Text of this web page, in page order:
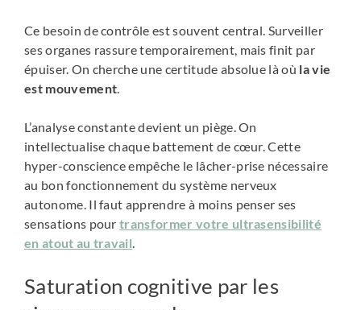
Ce besoin de contrôle est souvent central. Surveiller
ses organes rassure temporairement, mais finit par
épuiser. On cherche une certitude absolue là où la vie
est mouvement
L’analyse constante devient un piège. On
intellectualise chaque battement de cœur. Cette
hyper-conscience empêche le lâcher-prise nécessaire
au bon fonctionnement du système nerveux
autonome. Il faut apprendre à moins penser ses
sensations pourtransformer votre ultrasensibilité
en atout au travail
Saturation cognitive par les